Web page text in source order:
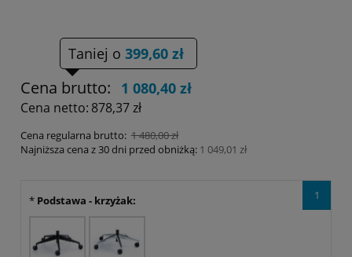
Taniej o 399,60 zł
Cena brutto: 1 080,40 zł
Cena netto: 878,37 zł
Cena regularna brutto: 1 480,00 zł
Najniższa cena z 30 dni przed obniżką: 1 049,01 zł
1
* Podstawa - krzyżak: